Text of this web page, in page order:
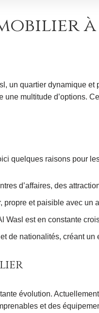
à
un quartier dynamique
multitude d’options.
quelques raisons pour
d’affaires, des
propre et paisible avec un
Wasl est en constante
de nationalités, créant
évolution.
et des